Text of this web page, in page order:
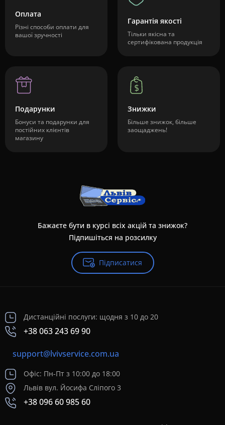
Оплата
Різні способи оплати для
вашої зручності
Гарантія якості
Тільки якісна та
сертифікована продукція
Подарунки
Бонуси та подарунки для
постійних клієнтів
магазину
Знижки
Більше знижок, більше
заощаджень!
Бажаєте бути в курсі всіх акцій та знижок?
Підпишіться на розсилку
Підписатися
Дистанційні послуги: щодня з 10 до 20
+38 063 243 69 90
support@lvivservice.com.ua
Офіс: Пн-Пт з 10:00 до 18:00
Львів вул. Йосифа Сліпого 3
+38 096 60 985 60